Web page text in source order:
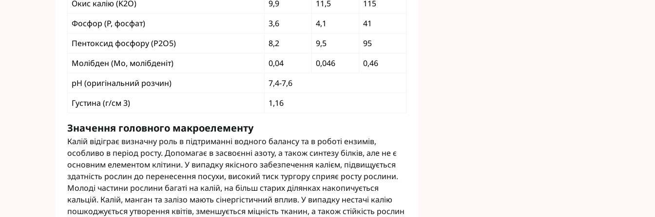
Фунгіциди Укравіт
Фунгіциди Химагромаркетинг
Фунгіциди BASF
Фунгіциди BAYER
Мікродобрива Плантоніт
Мікродобрива Альфа Смарт
Мікродобрива Укравіт
Окис калію (K2O)
9,9 11,5
115
Фосфор (P, фосфат)
3,6 4,1
41
Пентоксид фосфору (P2O5)
8,2 9,5
95
Молібден (Мо, молібденіт)
0,04 0,046
0,46
pH (оригінальний розчин)
7,4-7,6
Густина (г/см 3)
1,16
Значення головного макроелементу
Калій відіграє визначну роль в підтриманні водного балансу та в роботі ензимів,
особливо в період росту. Допомагає в засвоєнні азоту, а також синтезу білків, але не є
основним елементом клітини. У випадку якісного забезпечення калієм, підвищується
здатність рослин до перенесення посухи, високий тиск тургору сприяє росту рослини.
Молоді частини рослини багаті на калій, на більш старих ділянках накопичується
кальцій. Калій, манган та залізо мають сінергістичний вплив. У випадку нестачі калію
пошкоджується утворення квітів, зменшується міцність тканин, а також стійкість рослин